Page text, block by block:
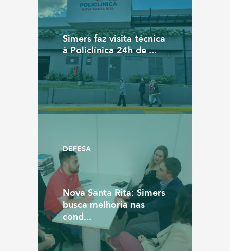
Simers faz visita técnica
à Policlínica 24h de ...
DEFESA
Nova Santa Rita: Simers
busca melhoria nas
cond...